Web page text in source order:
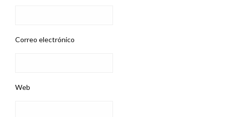
Correo electrónico
Web